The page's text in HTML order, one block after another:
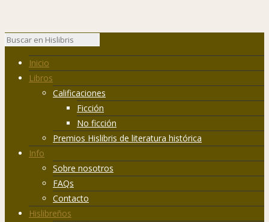
Inicio
Libros
Calificaciones
Ficción
No ficción
Premios Hislibris de literatura histórica
Info
Sobre nosotros
FAQs
Contacto
Hislibreños